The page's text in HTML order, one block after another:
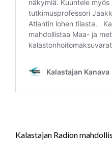
Kalastajan Radion